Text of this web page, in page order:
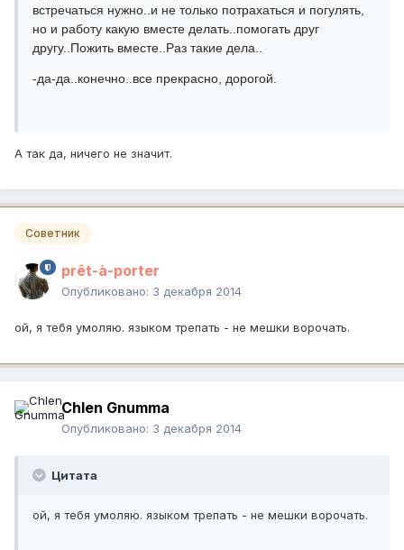
встречаться нужно..и не только потрахаться и погулять,
но и работу какую вместе делать..помогать друг
другу..Пожить вместе..Раз такие дела..
-да-да..конечно..все прекрасно, дорогой.
А так да, ничего не значит.
Советник
prêt-à-porter
Опубликовано: 3 декабря 2014
ой, я тебя умоляю. языком трепать - не мешки ворочать.
Chlen Gnumma
Опубликовано: 3 декабря 2014
Цитата
ой, я тебя умоляю. языком трепать - не мешки ворочать.